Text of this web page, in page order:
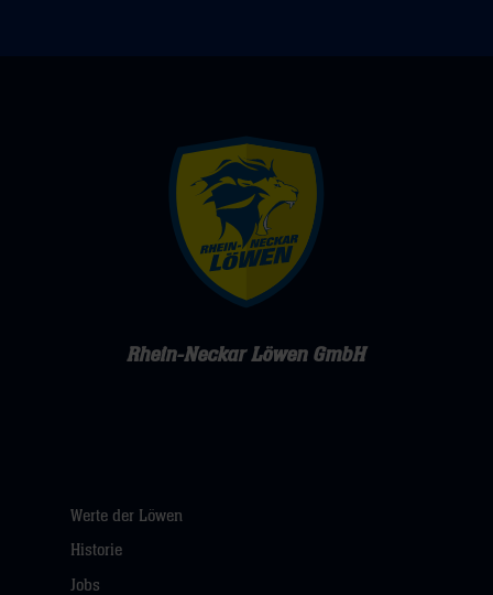
Rhein-Neckar Löwen GmbH
Werte der Löwen
Historie
Jobs